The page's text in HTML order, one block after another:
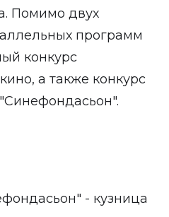
Помимо двух
программ
конкурс
а также конкурс
- кузница